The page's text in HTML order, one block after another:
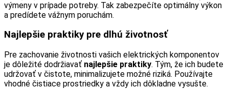
výmeny v prípade potreby. Tak zabezpečíte optimálny výkon
a predídete vážnym poruchám.
Najlepšie praktiky pre dlhú životnosť
Pre zachovanie životnosti vašich elektrických komponentov
je dôležité dodržiavať najlepšie praktiky. Tým, že ich budete
udržovať v čistote, minimalizujete možné riziká. Používajte
vhodné čistiace prostriedky a vždy ich dôkladne vysušte.